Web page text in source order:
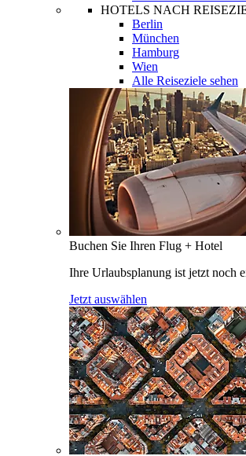
HOTELS NACH
Berlin
München
Hamburg
Wien
Alle Reiseziele sehen
Buchen Sie Ihren Flug + Hotel
Ihre Urlaubsplanung ist jetzt noch
Jetzt auswählen